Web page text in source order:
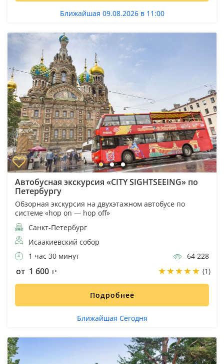
Ближайшая 09.08.2026 в 11:00
Автобусная экскурсия «CITY SIGHTSEEING» по
Петербургу
Обзорная экскурсия на двухэтажном автобусе по
системе «hop on — hop off»
Санкт-Петербург
Исаакиевский собор
1 час 30 минут
64 228
от 1 600 (1)
Подробнее
Ближайшая Сегодня